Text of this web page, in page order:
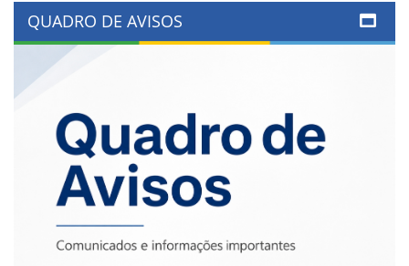
QUADRO DE AVISOS